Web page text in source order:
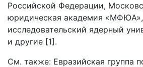
Российской Федерации,
юридическая академия
исследовательский ядерный
и другие [1].
См. также: Евразийская группа